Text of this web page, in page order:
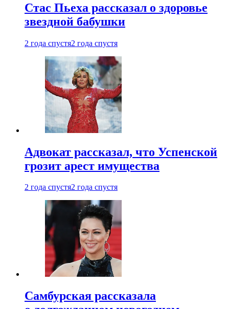
Стас Пьеха рассказал о здоровье
звездной бабушки
2 года спустя2 года спустя
Адвокат рассказал, что Успенской
грозит арест имущества
2 года спустя2 года спустя
Самбурская рассказала